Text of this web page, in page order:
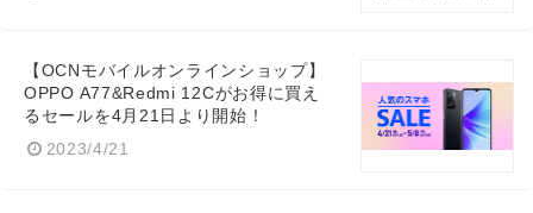
【OCNモバイルオンラインショップ】
OPPO A77&Redmi 12Cがお得に買え
るセールを4月21日より開始！
2023/4/21